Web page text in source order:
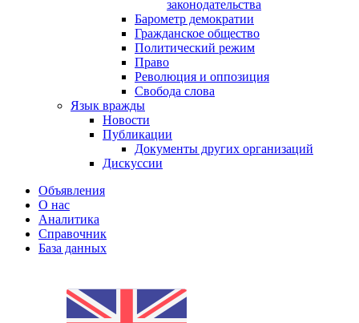
законодательства
Барометр демократии
Гражданское общество
Политический режим
Право
Революция и оппозиция
Свобода слова
Язык вражды
Новости
Публикации
Документы других организаций
Дискуссии
Объявления
О нас
Аналитика
Справочник
База данных